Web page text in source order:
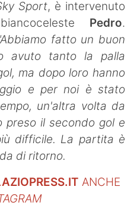
Sport, è intervenuto
Pedro.
fatto un buon
avuto tanto la palla
ma dopo loro hanno
e per noi è stato
un'altra volta da
preso il secondo gol e
difficile. La partita è
di ritorno.
ANCHE